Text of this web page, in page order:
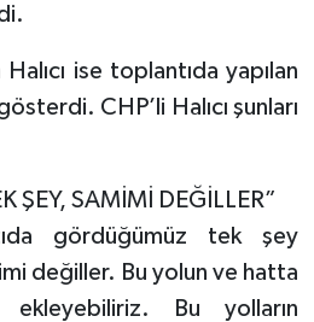
Halıcı ise toplantıda yapılan
CHP’li Halıcı şunları
ŞEY, SAMİMİ DEĞİLLER”
gördüğümüz tek şey
değiller. Bu yolun ve hatta
Bu yolların